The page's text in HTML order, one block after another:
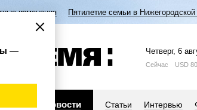
изменения Пятилетие семьи в Нижегородской
Четверг, 6
Сейчас USD
Новости Статьи Интервью
—